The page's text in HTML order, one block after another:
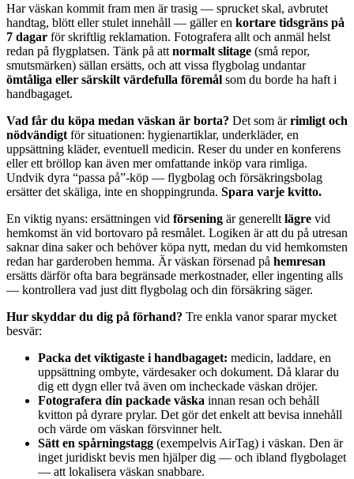
Har väskan kommit fram men är trasig — sprucket skal, avbrutet
handtag, blött eller stulet innehåll — gäller en kortare tidsgräns på
7 dagar för skriftlig reklamation. Fotografera allt och anmäl helst
redan på flygplatsen. Tänk på att normalt slitage (små repor,
smutsmärken) sällan ersätts, och att vissa flygbolag undantar
ömtåliga eller särskilt värdefulla föremål som du borde ha haft i
handbagaget.
Vad får du köpa medan väskan är borta? Det som ärrimligt och
nödvändigt för situationen: hygienartiklar, underkläder, en
uppsättning kläder, eventuell medicin. Reser du under en konferens
eller ett bröllop kan även mer omfattande inköp vara rimliga.
Undvik dyra “passa på”-köp — flygbolag och försäkringsbolag
ersätter det skäliga, inte en shoppingrunda. Spara varje kvitto.
En viktig nyans: ersättningen vid försening är generellt lägre vid
hemkomst än vid bortovaro på resmålet. Logiken är att du på utresan
saknar dina saker och behöver köpa nytt, medan du vid hemkomsten
redan har garderoben hemma. Är väskan försenad på hemresan
ersätts därför ofta bara begränsade merkostnader, eller ingenting alls
— kontrollera vad just ditt flygbolag och din försäkring säger.
Hur skyddar du dig på förhand? Tre enkla vanor sparar mycket
besvär:
Packa det viktigaste i handbagaget: medicin, laddare, en
uppsättning ombyte, värdesaker och dokument. Då klarar du
dig ett dygn eller två även om incheckade väskan dröjer.
Fotografera din packade väska innan resan och behåll
kvitton på dyrare prylar. Det gör det enkelt att bevisa innehåll
och värde om väskan försvinner helt.
Sätt en spårningstagg (exempelvis AirTag) i väskan. Den är
inget juridiskt bevis men hjälper dig — och ibland flygbolaget
— att lokalisera väskan snabbare.